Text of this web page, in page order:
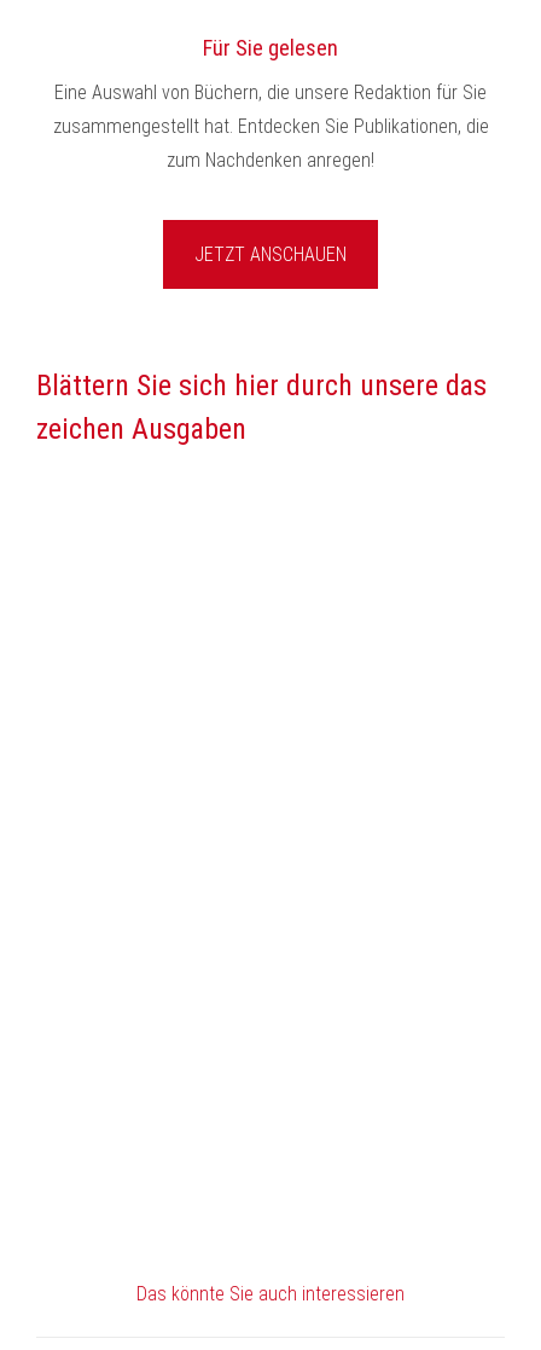
Für Sie gelesen
Eine Auswahl von Büchern, die unsere Redaktion für Sie
zusammengestellt hat. Entdecken Sie Publikationen, die
zum Nachdenken anregen!
JETZT ANSCHAUEN
Blättern Sie sich hier durch unsere das
zeichen Ausgaben
Das könnte Sie auch interessieren